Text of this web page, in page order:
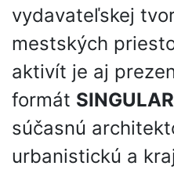
vydavateľskej
mestských
aktivít je aj
formát
súčasnú
urbanistickú a